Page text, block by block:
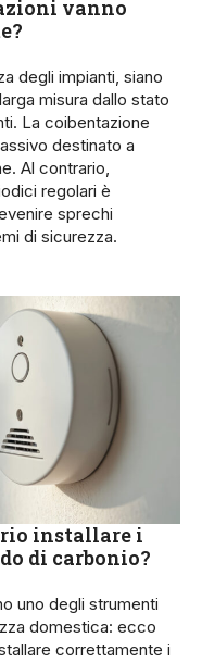
vanno
degli impianti, siano
misura dallo stato
La coibentazione
destinato a
Al contrario,
regolari è
sprechi
di sicurezza.
installare i
di carbonio?
uno degli strumenti
domestica: ecco
correttamente i